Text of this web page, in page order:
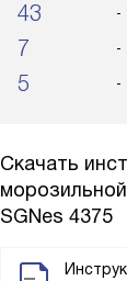
43
7
5
Скачать
SGNes 4375